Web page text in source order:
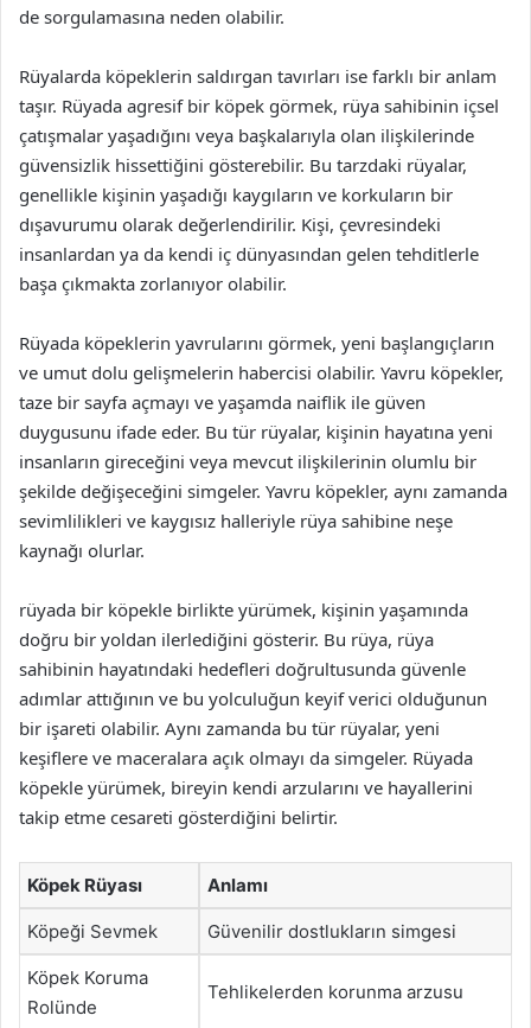
de sorgulamasına neden olabilir.
Rüyalarda köpeklerin saldırgan tavırları ise farklı bir anlam
taşır. Rüyada agresif bir köpek görmek, rüya sahibinin içsel
çatışmalar yaşadığını veya başkalarıyla olan ilişkilerinde
güvensizlik hissettiğini gösterebilir. Bu tarzdaki rüyalar,
genellikle kişinin yaşadığı kaygıların ve korkuların bir
dışavurumu olarak değerlendirilir. Kişi, çevresindeki
insanlardan ya da kendi iç dünyasından gelen tehditlerle
başa çıkmakta zorlanıyor olabilir.
Rüyada köpeklerin yavrularını görmek, yeni başlangıçların
ve umut dolu gelişmelerin habercisi olabilir. Yavru köpekler,
taze bir sayfa açmayı ve yaşamda naiflik ile güven
duygusunu ifade eder. Bu tür rüyalar, kişinin hayatına yeni
insanların gireceğini veya mevcut ilişkilerinin olumlu bir
şekilde değişeceğini simgeler. Yavru köpekler, aynı zamanda
sevimlilikleri ve kaygısız halleriyle rüya sahibine neşe
kaynağı olurlar.
rüyada bir köpekle birlikte yürümek, kişinin yaşamında
doğru bir yoldan ilerlediğini gösterir. Bu rüya, rüya
sahibinin hayatındaki hedefleri doğrultusunda güvenle
adımlar attığının ve bu yolculuğun keyif verici olduğunun
bir işareti olabilir. Aynı zamanda bu tür rüyalar, yeni
keşiflere ve maceralara açık olmayı da simgeler. Rüyada
köpekle yürümek, bireyin kendi arzularını ve hayallerini
takip etme cesareti gösterdiğini belirtir.
Köpek Rüyası Anlamı
Köpeği Sevmek Güvenilir dostlukların simgesi
Köpek Koruma
Rolünde
Tehlikelerden korunma arzusu